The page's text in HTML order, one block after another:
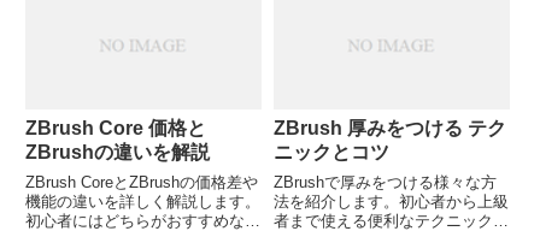
ZBrush Core 価格と
ZBrushの違いを解説
ZBrush CoreとZBrushの価格差や
機能の違いを詳しく解説します。
初心者にはどちらがおすすめなの
ZBrush 厚みをつける テク
ニックとコツ
ZBrushで厚みをつける様々な方
法を紹介します。初心者から上級
者まで使える便利なテクニックを